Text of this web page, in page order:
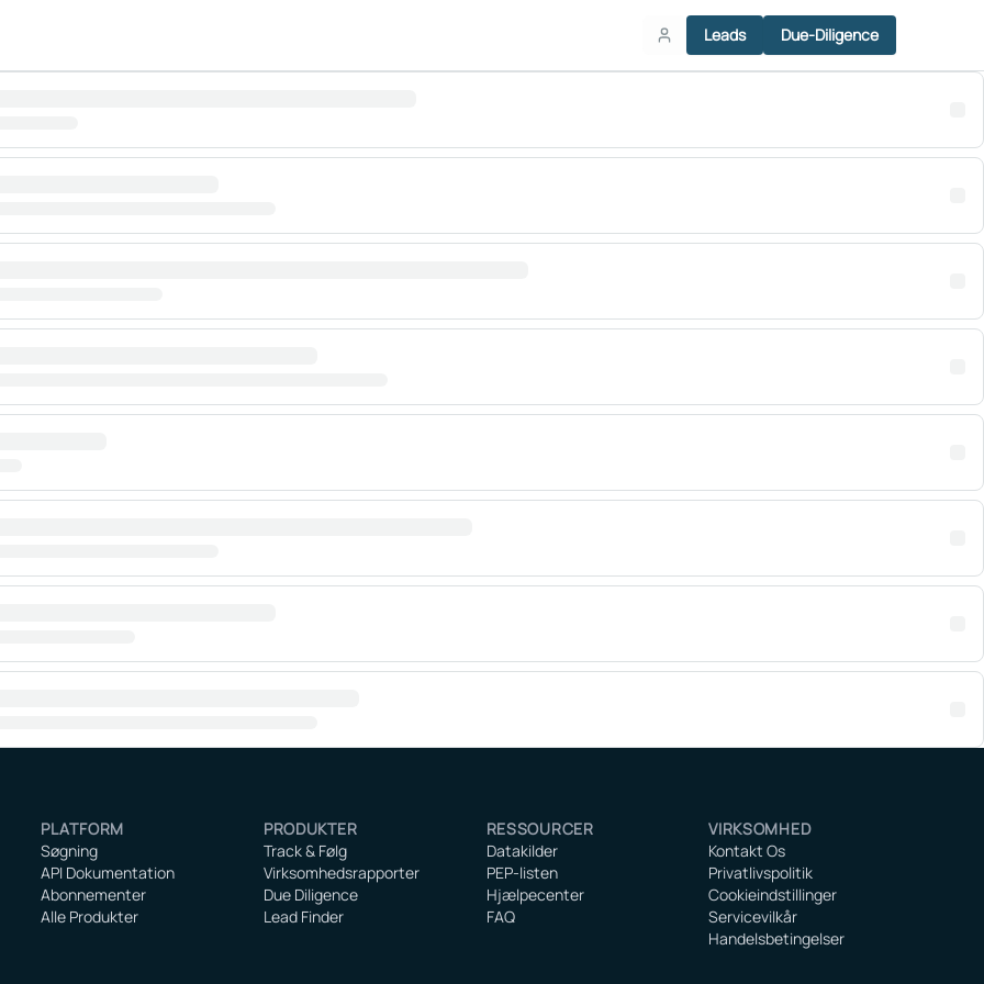
Leads Due-Diligence
PLATFORM
Søgning
API Dokumentation
Abonnementer
Alle Produkter
PRODUKTER
Track & Følg
Virksomhedsrapporter
Due Diligence
Lead Finder
RESSOURCER
Datakilder
PEP-listen
Hjælpecenter
FAQ
VIRKSOMHED
Kontakt Os
Privatlivspolitik
Cookieindstillinger
Servicevilkår
Handelsbetingelser